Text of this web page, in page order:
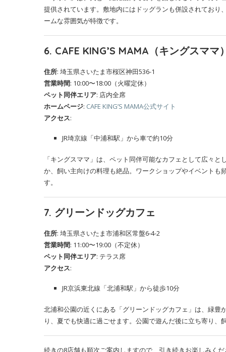
提供されています。敷地内にはドッグランも併設されてお
ームな雰囲気が特徴です。
6. CAFE KING’S MAMA（キングスママ
住所: 埼玉県さいたま市桜区神田536-1
営業時間: 10:00〜18:00（火曜定休）
ペット同伴エリア: 店内全席
ホームページ: CAFE KING’S MAMA公式サイト
アクセス:
JR埼京線「中浦和駅」から車で約10分
「キングスママ」は、ペット同伴可能なカフェとして広々
か、飼い主向けの料理も絶品。ワークショップやイベント
す。
7. グリーンドッグカフェ
住所: 埼玉県さいたま市浦和区常盤6-4-2
営業時間: 11:00〜19:00（不定休）
ペット同伴エリア: テラス席
アクセス:
JR京浜東北線「北浦和駅」から徒歩10分
北浦和公園の近くにある「グリーンドッグカフェ」は、緑
り、夏でも快適に過ごせます。公園で遊んだ後に立ち寄り
続きの8店舗も順次ご案内しますので、引き続きお楽しみく